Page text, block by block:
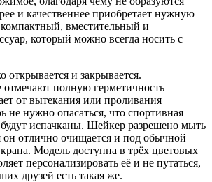
и качественнее приобретает нужную
вместительный и
который можно всегда носить с
открывается и закрывается.
отмечают полную герметичность
от вытекания или проливания
не нужно опасаться, что спортивная
испачканы. Шейкер разрешено мыть
он отлично очищается и под обычной
Модель доступна в трёх цветовых
персонализировать её и не путаться,
друзей есть такая же.